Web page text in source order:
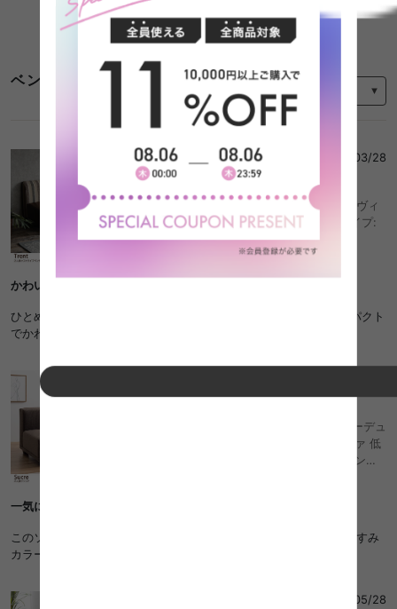
ベンチ ソファ ベッドのレビュー
小林さん
2026/03/28
【2人掛け】 開放感のある空間が実現するヴィ
ンテージテイストのベンチソファ/色・タイプ:
ブラウン おしゃれ おすすめ 安い
かわいすぎる
ひとめぼれして購入。力のない女1人で組み立てられました。コンパクト
でかわいくて座り心地も寝心地もいい、最高のソファです……！
5
幅100 ソファ ソファー 2人掛けソファ コーデュ
ロイ 2P 二人 単品 フロアソファ ローソファ 低
め I字 ふたりがけ 小さめ リビング ダイニング
一気に理想の部屋に！
このソファが来てから一気に部屋のおしゃれ度が上がりました！くすみ
カラーのクッションを合わせて、韓国っぽい雰囲気にしています◎
2025/05/28